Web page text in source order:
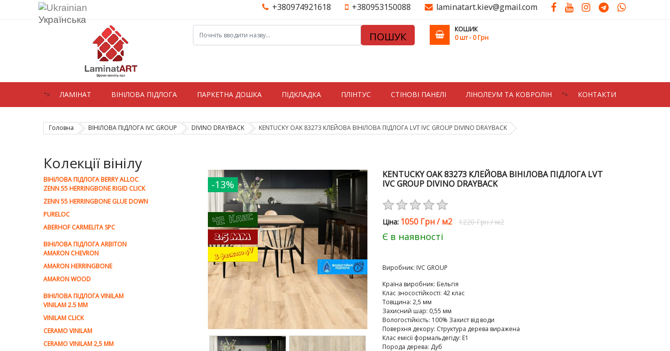
Українська
+380974921618 +380953150088 laminatart.kiev@gmail.com
ПОШУК
КОШИК
0шт- 0 Грн
"> ЛАМIНАТ ВIНIЛОВА ПІДЛОГА ПАРКЕТНА ДОШКА ПІДКЛАДКА ПЛІНТУС СТIНОВI ПАНЕЛI ЛIНОЛЕУМ ТА КОВРОЛIН "> КОНТАКТИ
Головна ВІНІЛОВА ПІДЛОГА IVC GROUP DIVINO DRAYBACK KENTUCKY OAK 83273 КЛЕЙОВА ВІНІЛОВА ПІДЛОГА LVT IVC GROUP DIVINO DRAYBACK
Колекції вінілу
ВІНІЛОВА ПІДЛОГА BERRY ALLOC
ZENN 55 HERRINGBONE RIGID CLICK
ZENN 55 HERRINGBONE GLUE DOWN
PURELOC
ABERHOF CARMELITA SPC
ВІНІЛОВА ПІДЛОГА ARBITON
AMARON CHEVRON
AMARON HERRINGBONE
AMARON WOOD
ВІНІЛОВА ПІДЛОГА VINILAM
VINILAM 2.5 MM
VINILAM CLICK
CERAMO VINILAM
CERAMO VINILAM 2,5 MM
-13%
KENTUCKY OAK 83273 КЛЕЙОВА ВІНІЛОВА ПІДЛОГА LVT
IVC GROUP DIVINO DRAYBACK
Цiна: 1050 Грн/м2 1220 Грн /м2
Є в наявності
Виробник: IVC GROUP
Країна виробник: Бельгія
Клас зносостійкості: 42 клас
Товщина: 2,5 мм
Захисний шар: 0,55 мм
Вологостійкість: 100% Захист від води
Поверхня декору: Структура дерева виражена
Клас емісії формальдегіду: E1
Порода дерева: Дуб